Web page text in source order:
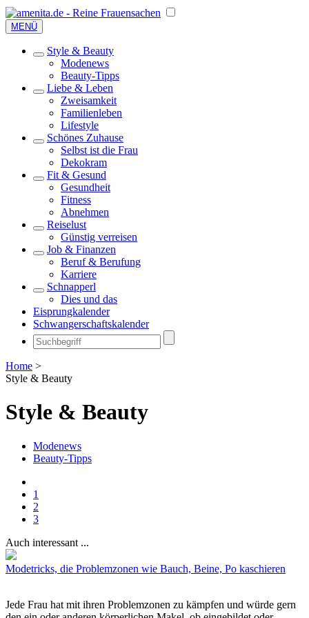
MENÜ
Style & Beauty
Modenews
Beauty-Tipps
Liebe & Leben
Zweisamkeit
Familienleben
Lifestyle
Schönes Zuhause
Selbst ist die Frau
Dekokram
Fit & Gesund
Gesundheit
Fitness
Abnehmen
Reiselust
Günstig verreisen
Job & Finanzen
Beruf & Berufung
Karriere
Schnapperl
Dies und das
Eisprungkalender
Schwangerschaftskalender
Home >
Style & Beauty
Style & Beauty
Modenews
Beauty-Tipps
1
2
3
Auch interessant ...
Modetricks, die Problemzonen wie Bauch, Beine, Po kaschieren
Jede Frau hat mit ihren Problemzonen zu kämpfen und würde gern